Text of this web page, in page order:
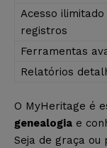
Acesso
registros
Ferramentas
Relatórios
O MyHeritage é
genealogia e
Seja de graça ou